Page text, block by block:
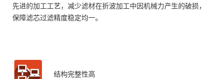
先进的加工工艺，减少滤材在折波加工中因机械力产生的破损，
保障滤芯过滤精度稳定均一。
结构完整性高